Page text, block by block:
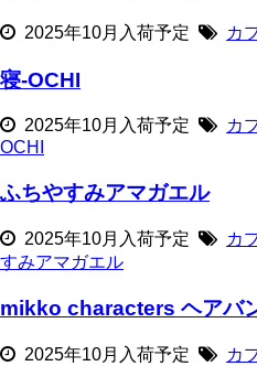
2025年10月入荷予定 カ
寝-OCHI
2025年10月入荷予定 カ
OCHI
ふちやすみアマガエル
2025年10月入荷予定 カ
すみアマガエル
mikko characters ヘアバ
2025年10月入荷予定 カ